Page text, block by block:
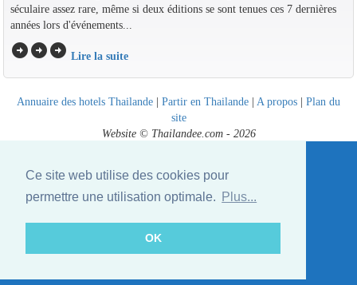
Ce site web utilise des cookies pour
permettre une utilisation optimale.
Plus...
OK
séculaire assez rare, même si deux éditions se sont tenues ces 7 dernières
années lors d'événements...
arrow_circle_rightarrow_circle_rightarrow_circle_right Lire la suite
Annuaire des hotels Thailande | Partir en Thailande | A propos | Plan du
site
Website © Thailandee.com - 2026